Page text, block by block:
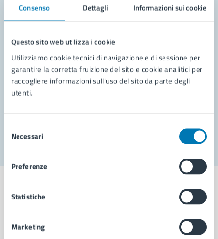
Consenso Dettagli Informazioni sui cookie
Questo sito web utilizza i cookie
Utilizziamo cookie tecnici di navigazione e di sessione per
garantire la corretta fruizione del sito e cookie analitici per
raccogliere informazioni sull'uso del sito da parte degli
utenti.
delNecessari
Preferenze
Statistiche
Marketing
Contatta il comune
Leggi le domande frequenti
Richiedi assistenza
Prenota appuntamento